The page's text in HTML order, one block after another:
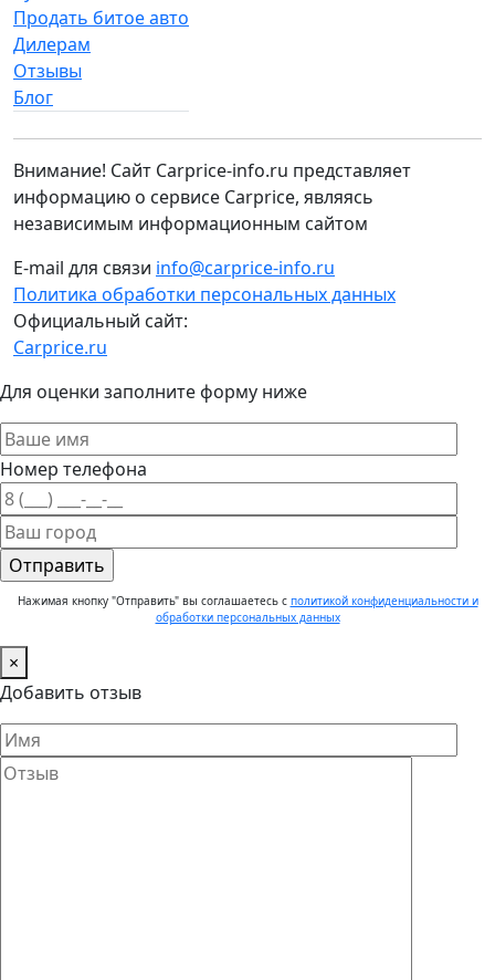
Продать битое авто
Дилерам
Отзывы
Блог
Внимание! Сайт Carprice-info.ru представляет
информацию о сервисе Carprice, являясь
независимым информационным сайтом
E-mail для связи info@carprice-info.ru
Политика обработки персональных данных
Официальный сайт:
Carprice.ru
Для оценки заполните форму ниже
Номер телефона
Нажимая кнопку "Отправить" вы соглашаетесь с политикой конфиденциальности и
обработки персональных данных
×
Добавить отзыв